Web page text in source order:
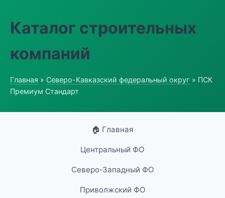
Каталог строительных
компаний
Главная » Северо-Кавказский федеральный округ » ПСК
Премиум Стандарт
🏠 Главная
Центральный ФО
Северо-Западный ФО
Приволжский ФО